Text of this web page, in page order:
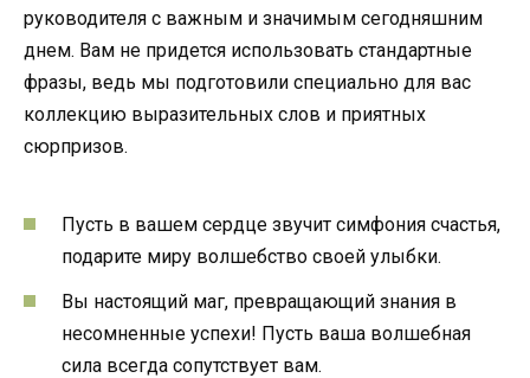
руководителя с важным и значимым сегодняшним
днем. Вам не придется использовать стандартные
фразы, ведь мы подготовили специально для вас
коллекцию выразительных слов и приятных
сюрпризов.
Пусть в вашем сердце звучит симфония счастья,
подарите миру волшебство своей улыбки.
Вы настоящий маг, превращающий знания в
несомненные успехи! Пусть ваша волшебная
сила всегда сопутствует вам.